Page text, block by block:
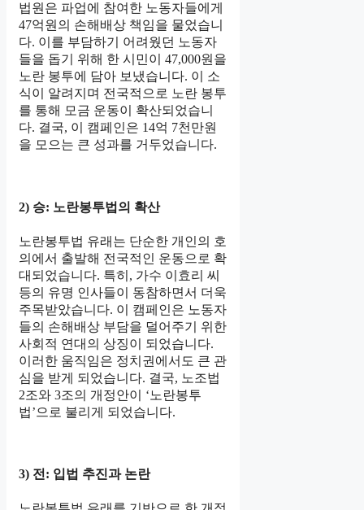
법원은 파업에 참여한 노동자들에게
47억원의 손해배상 책임을 물었습니
다. 이를 부담하기 어려웠던 노동자
들을 돕기 위해 한 시민이 47,000원을
노란 봉투에 담아 보냈습니다. 이 소
식이 알려지며 전국적으로 노란 봉투
를 통해 모금 운동이 확산되었습니
다. 결국, 이 캠페인은 14억 7천만원
을 모으는 큰 성과를 거두었습니다.
2) 승: 노란봉투법의 확산
노란봉투법 유래는 단순한 개인의 호
의에서 출발해 전국적인 운동으로 확
대되었습니다. 특히, 가수 이효리 씨
등의 유명 인사들이 동참하면서 더욱
주목받았습니다. 이 캠페인은 노동자
들의 손해배상 부담을 덜어주기 위한
사회적 연대의 상징이 되었습니다.
이러한 움직임은 정치권에서도 큰 관
심을 받게 되었습니다. 결국, 노조법
2조와 3조의 개정안이 ‘노란봉투
법’으로 불리게 되었습니다.
3) 전: 입법 추진과 논란